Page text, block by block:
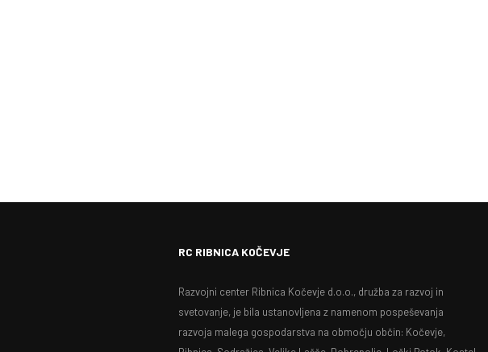
RC RIBNICA KOČEVJE
Razvojni center Ribnica Kočevje d.o.o., družba za razvoj in
svetovanje, je bila ustanovljena z namenom pospeševanja
razvoja malega gospodarstva na območju občin: Kočevje,